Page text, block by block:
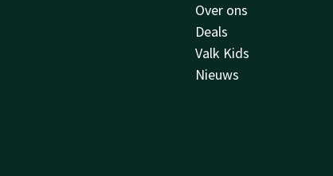
Over ons
Deals
Valk Kids
Nieuws